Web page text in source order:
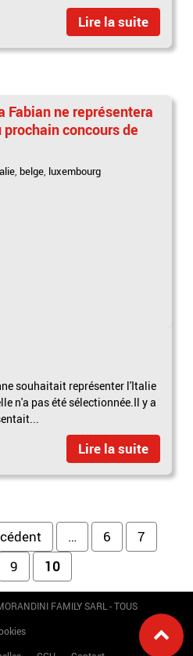
Lire la suite
Fabian ne représentera
concours de
, belge, luxembourg
souhaitait représenter l'Italie
n'a pas été sélectionnée.Il y a
Lire la suite
… 6
7
9 10
FAMILY SARL - TOUS